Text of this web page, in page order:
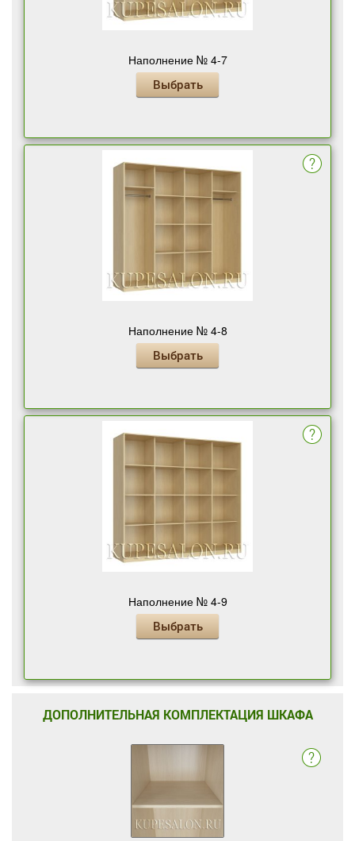
Наполнение № 4-7
Выбрать
Наполнение № 4-8
Выбрать
Наполнение № 4-9
Выбрать
ДОПОЛНИТЕЛЬНАЯ КОМПЛЕКТАЦИЯ ШКАФА